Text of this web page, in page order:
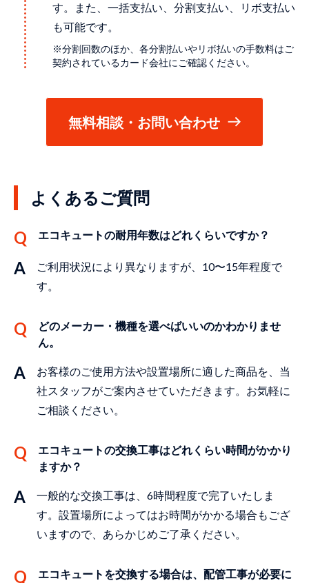
す。また、一括支払い、分割支払い、リボ支払い
も可能です。
※分割回数のほか、各分割払いやリボ払いの手数料はご
契約されているカード会社にご確認ください。
無料相談・お問い合わせ
よくあるご質問
エコキュートの耐⽤年数はどれくらいですか？
ご利⽤状況により異なりますが、10〜15年程度で
す。
どのメーカー・機種を選べばいいのかわかりませ
ん。
お客様のご使⽤⽅法や設置場所に適した商品を、当
社スタッフがご案内させていただきます。お気軽に
ご相談ください。
エコキュートの交換⼯事はどれくらい時間がかかり
ますか？
⼀般的な交換⼯事は、6時間程度で完了いたしま
す。設置場所によってはお時間がかかる場合もござ
いますので、あらかじめご了承ください。
エコキュートを交換する場合は、配管⼯事が必要に